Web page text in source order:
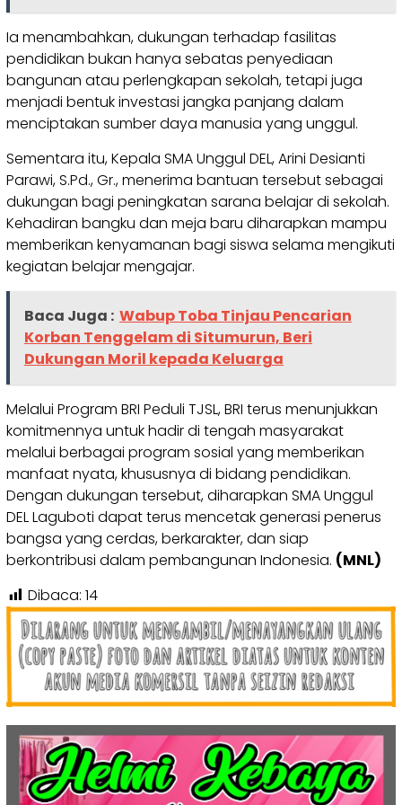
Ia menambahkan, dukungan terhadap fasilitas
pendidikan bukan hanya sebatas penyediaan
bangunan atau perlengkapan sekolah, tetapi juga
menjadi bentuk investasi jangka panjang dalam
menciptakan sumber daya manusia yang unggul.
Sementara itu, Kepala SMA Unggul DEL, Arini Desianti
Parawi, S.Pd., Gr., menerima bantuan tersebut sebagai
dukungan bagi peningkatan sarana belajar di sekolah.
Kehadiran bangku dan meja baru diharapkan mampu
memberikan kenyamanan bagi siswa selama mengikuti
kegiatan belajar mengajar.
Baca Juga : Wabup Toba Tinjau Pencarian
Korban Tenggelam di Situmurun, Beri
Dukungan Moril kepada Keluarga
Melalui Program BRI Peduli TJSL, BRI terus menunjukkan
komitmennya untuk hadir di tengah masyarakat
melalui berbagai program sosial yang memberikan
manfaat nyata, khususnya di bidang pendidikan.
Dengan dukungan tersebut, diharapkan SMA Unggul
DEL Laguboti dapat terus mencetak generasi penerus
bangsa yang cerdas, berkarakter, dan siap
berkontribusi dalam pembangunan Indonesia. (MNL)
Dibaca: 14